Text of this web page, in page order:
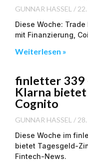
GUNNAR HASSEL
Diese Woche:
mit Finanzierung,
Weiterlesen »
finletter 339
Klarna
Cognito
GUNNAR HASSEL
Diese Woche im
bietet Tagesgeld-
Fintech-News.